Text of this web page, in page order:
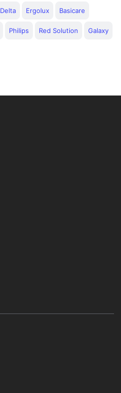
Delta Ergolux Basicare
Philips Red Solution Galaxy